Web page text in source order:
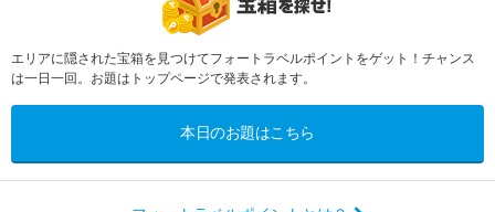
エリアに隠された宝箱を見つけてフォートラベルポイントをゲット！チャンス
は一日一回。お題はトップページで発表されます。
本日のお題はこちら